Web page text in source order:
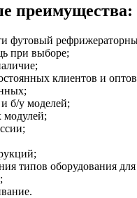
преимущества:
футовый
при выборе;
клиентов и
б/у моделей;
модулей;
типов оборудования для